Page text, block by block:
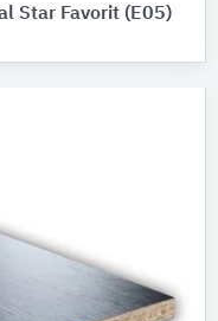
Star Favorit (E05)